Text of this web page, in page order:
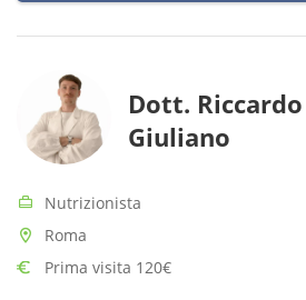
Dott.
Giuliano
Nutrizionista
Roma
Prima visita 120€